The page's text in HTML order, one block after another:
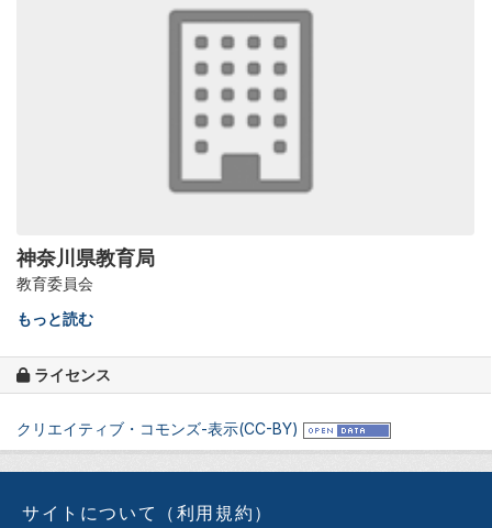
神奈川県教育局
教育委員会
もっと読む
ライセンス
クリエイティブ・コモンズ-表示(CC-BY)
サイトについて（利用規約）